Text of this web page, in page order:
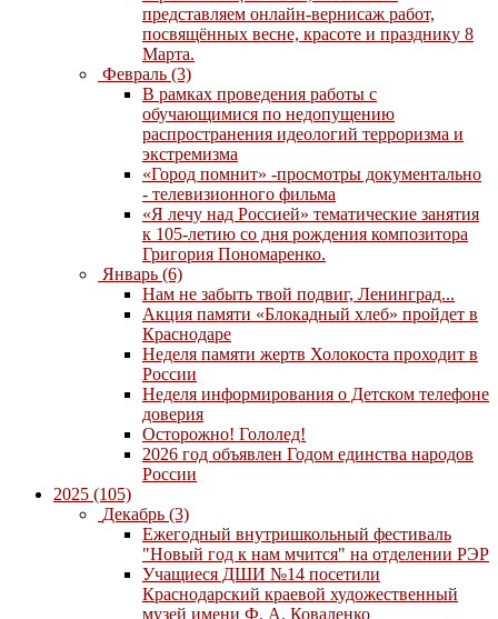
представляем онлайн-вернисаж работ,
посвящённых весне, красоте и празднику 8
Марта.
Февраль (3)
В рамках проведения работы с
обучающимися по недопущению
распространения идеологий терроризма и
экстремизма
«Город помнит» -просмотры документально
- телевизионного фильма
«Я лечу над Россией» тематические занятия
к 105-летию со дня рождения композитора
Григория Пономаренко.
Январь (6)
Нам не забыть твой подвиг, Ленинград...
Акция памяти «Блокадный хлеб» пройдет в
Краснодаре
Неделя памяти жертв Холокоста проходит в
России
Неделя информирования о Детском телефоне
доверия
Осторожно! Гололед!
2026 год объявлен Годом единства народов
России
2025 (105)
Декабрь (3)
Ежегодный внутришкольный фестиваль
"Новый год к нам мчится" на отделении РЭР
Учащиеся ДШИ №14 посетили
Краснодарский краевой художественный
музей имени Ф. А. Коваленко